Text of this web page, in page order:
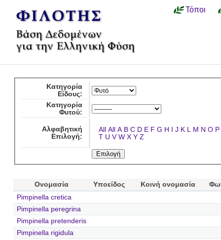
Τόποι
Κατηγορία
Είδους:
Κατηγορία
Φυτού:
Αλφαβητική
Επιλογή:
All All A B C D E F G H I J K L M N O P
T U V W X Y Z
Ονομασία Υποείδος Κοινή ονομασία
Pimpinella cretica
Pimpinella peregrina
Pimpinella pretenderis
Pimpinella rigidula